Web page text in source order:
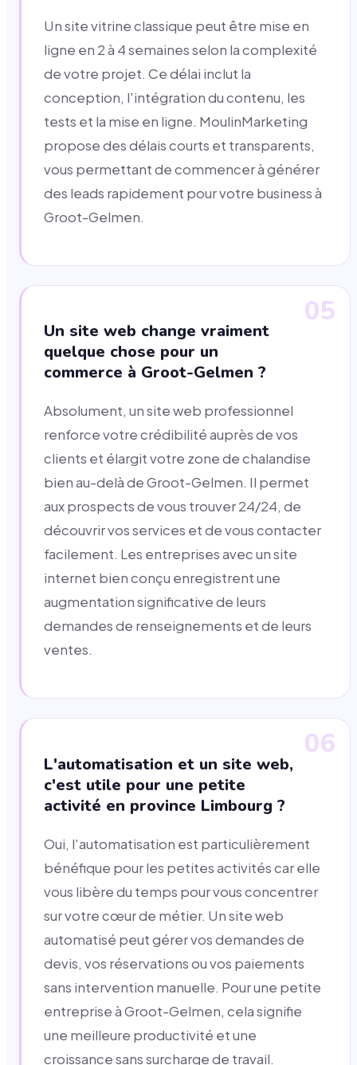
Un site vitrine classique peut être mise en
ligne en 2 à 4 semaines selon la complexité
de votre projet. Ce délai inclut la
conception, l'intégration du contenu, les
tests et la mise en ligne. MoulinMarketing
propose des délais courts et transparents,
vous permettant de commencer à générer
des leads rapidement pour votre business à
Groot-Gelmen.
05
Un site web change vraiment
quelque chose pour un
commerce à Groot-Gelmen ?
Absolument, un site web professionnel
renforce votre crédibilité auprès de vos
clients et élargit votre zone de chalandise
bien au-delà de Groot-Gelmen. Il permet
aux prospects de vous trouver 24/24, de
découvrir vos services et de vous contacter
facilement. Les entreprises avec un site
internet bien conçu enregistrent une
augmentation significative de leurs
demandes de renseignements et de leurs
ventes.
06
L'automatisation et un site web,
c'est utile pour une petite
activité en province Limbourg ?
Oui, l'automatisation est particulièrement
bénéfique pour les petites activités car elle
vous libère du temps pour vous concentrer
sur votre cœur de métier. Un site web
automatisé peut gérer vos demandes de
devis, vos réservations ou vos paiements
sans intervention manuelle. Pour une petite
entreprise à Groot-Gelmen, cela signifie
une meilleure productivité et une
croissance sans surcharge de travail.